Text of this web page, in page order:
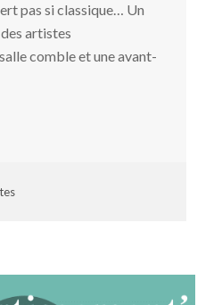
pas si classique… Un
artistes
comble et une avant-